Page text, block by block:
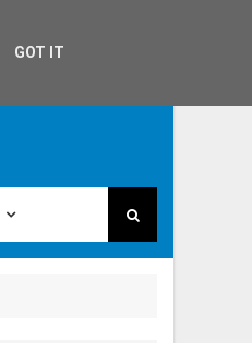
GOT IT